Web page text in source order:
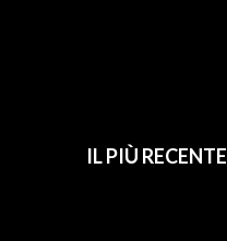
IL PIÙ RECENTE